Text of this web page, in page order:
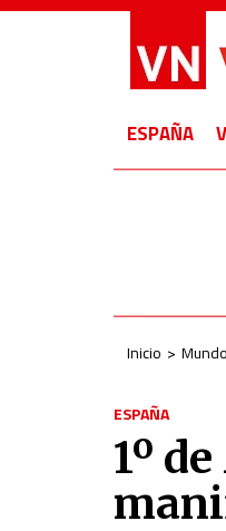
ESPAÑA
Inicio Mundo
ESPAÑA
1º